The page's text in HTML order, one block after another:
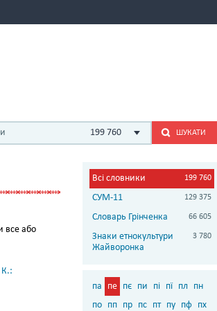
199 760 ШУКАТИ
все або
К.:
Всі словники 199 760
СУМ-11 129 375
Словарь Грінченка 66 605
Знаки етнокультури
Жайворонка
3 780
па пе пє пи пі пї пл
пн
по пп пр пс пт пу пф пх